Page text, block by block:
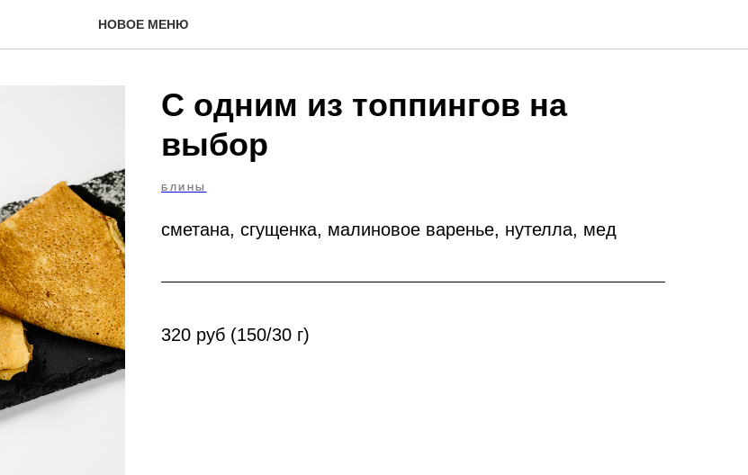
НОВОЕ МЕНЮ
С одним из топпингов на
выбор
БЛИНЫ
сметана, сгущенка, малиновое варенье, нутелла, мед
320 руб (150/30 г)